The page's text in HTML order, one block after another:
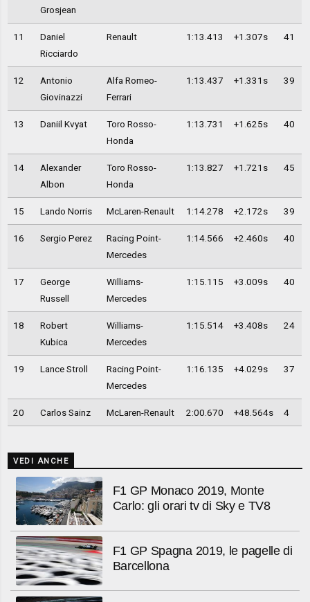
Grosjean
11
Daniel
Ricciardo
Renault 1:13.413 +1.307s 41
12
Antonio
Giovinazzi
Alfa Romeo-
Ferrari
1:13.437 +1.331s 39
13 Daniil Kvyat
Toro Rosso-
Honda
1:13.731 +1.625s 40
14
Alexander
Albon
Toro Rosso-
Honda
1:13.827 +1.721s 45
15 Lando Norris McLaren-Renault 1:14.278 +2.172s 39
16 Sergio Perez
Racing Point-
Mercedes
1:14.566 +2.460s 40
17
George
Russell
Williams-
Mercedes
1:15.115 +3.009s 40
18
Robert
Kubica
Williams-
Mercedes
1:15.514 +3.408s 24
19 Lance Stroll
Racing Point-
Mercedes
1:16.135 +4.029s 37
20 Carlos Sainz McLaren-Renault 2:00.670 +48.564s 4
VEDI ANCHE
F1 GP Monaco 2019, Monte
Carlo: gli orari tv di Sky e TV8
F1 GP Spagna 2019, le pagelle di
Barcellona